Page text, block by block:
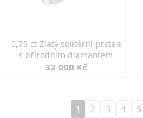
0,75 ct Zlatý solitérní prsten
s přírodním diamantem
32 000 Kč
1 2 3 4 5